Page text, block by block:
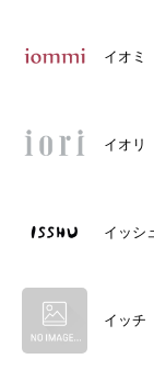
イオミ
イオリ
イッシ
イッチ